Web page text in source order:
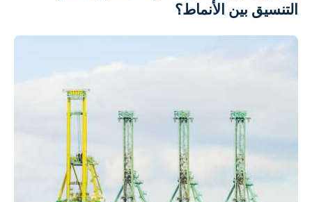
التنسيق بين الأنماط؟